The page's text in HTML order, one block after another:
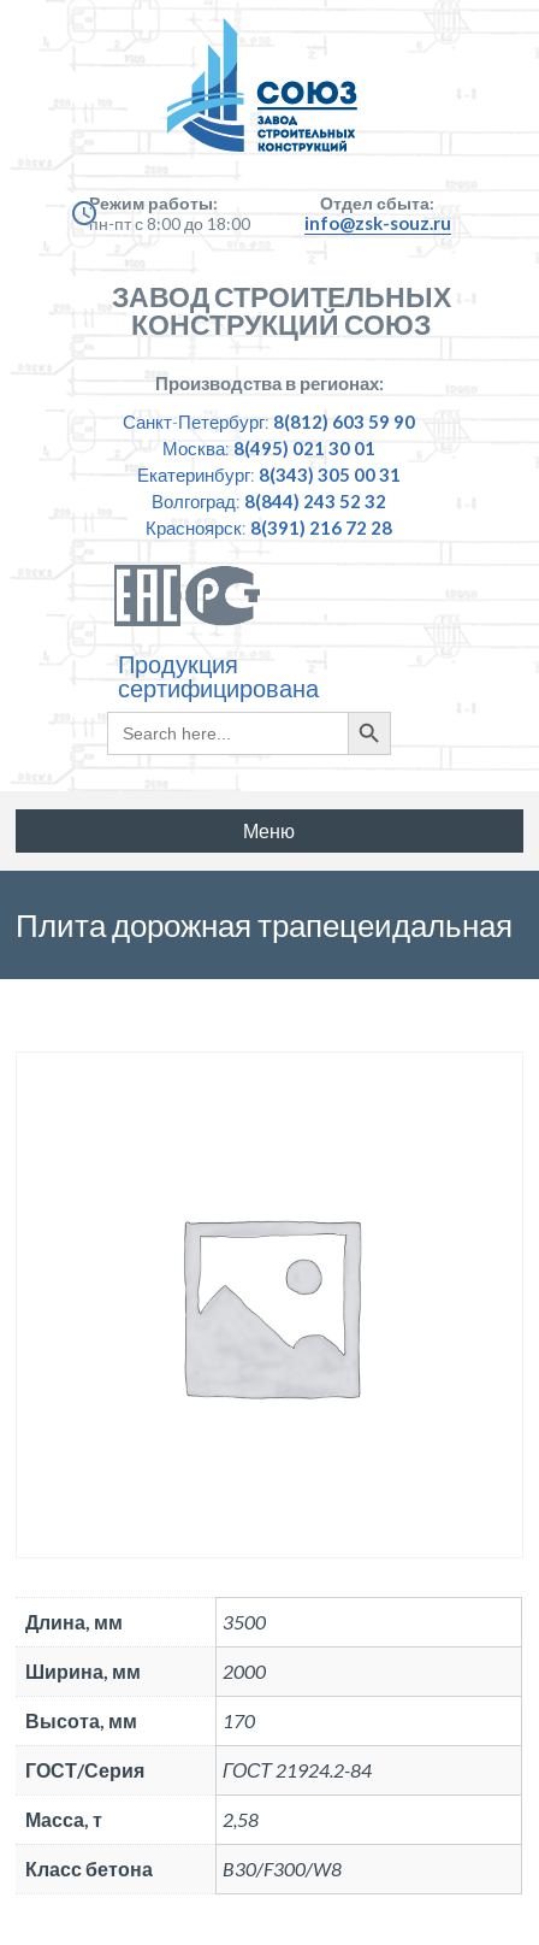
Режим работы:
пн-пт с 8:00 до 18:00
Отдел сбыта:
info@zsk-souz.ru
ЗАВОД СТРОИТЕЛЬНЫХ
КОНСТРУКЦИЙ СОЮЗ
Производства в регионах:
Санкт-Петербург: 8(812) 603 59 90
Москва: 8(495) 021 30 01
Екатеринбург: 8(343) 305 00 31
Волгоград: 8(844) 243 52 32
Красноярск: 8(391) 216 72 28
Продукция
сертифицирована
Search
for:
Search
Button
Меню
Плита дорожная трапецеидальная
Длина, мм 3500
Ширина, мм 2000
Высота, мм 170
ГОСТ/Серия ГОСТ 21924.2-84
Масса, т 2,58
Класс бетона B30/F300/W8